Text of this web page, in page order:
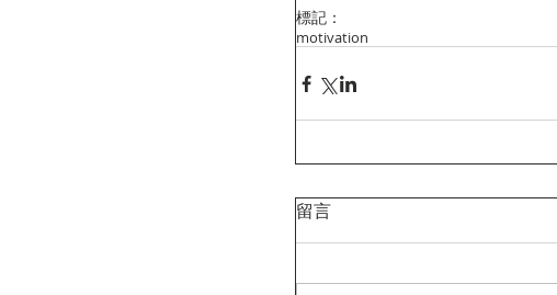
標記：
motivation
留言